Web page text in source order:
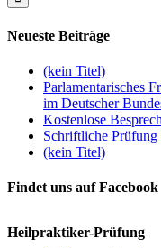
Neueste Beiträge
(kein Titel)
Parlamentarisches
im Deutscher
Kostenlose
Schriftliche
(kein Titel)
Findet uns auf Facebook
Heilpraktiker-Prüfung